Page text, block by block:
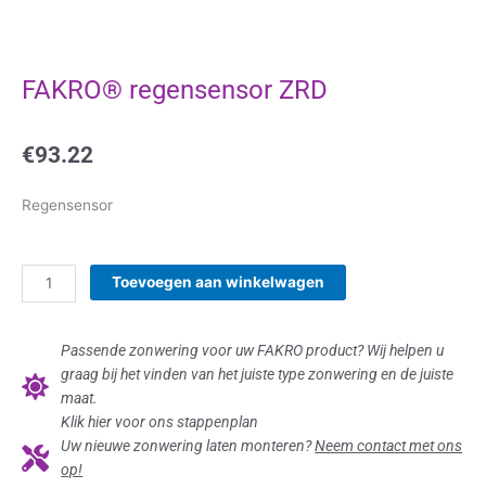
FAKRO® regensensor ZRD
€93.22
Regensensor
FAKRO®
regensensor
aantal
Toevoegen aan winkelwagen
Passende zonwering voor uw FAKRO product? Wij helpen u
graag bij het vinden van het juiste type zonwering en de juiste
maat.
Klik hier voor ons stappenplan
Uw nieuwe zonwering laten monteren?Neem contact met ons
op!